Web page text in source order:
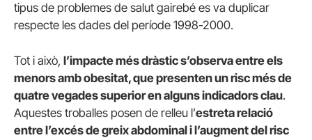
tipus de problemes de salut gairebé es va duplicar
respecte les dades del període 1998-2000.
Tot i això, l’impacte més dràstic s’observa entre els
menors amb obesitat, que presenten un risc més de
quatre vegades superior en alguns indicadors clau.
Aquestes troballes posen de relleu l’estreta relació
entre l’excés de greix abdominal i l’augment del risc